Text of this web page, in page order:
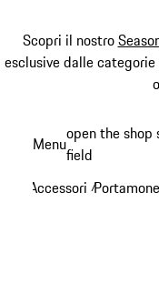
Scopri il nostro
esclusive dalle categorie
o
principale
Menuopen the shop
field
Accessori /